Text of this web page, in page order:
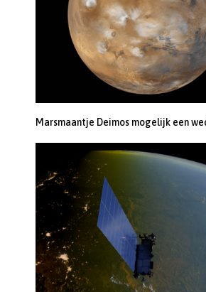
Marsmaantje Deimos mogelijk een